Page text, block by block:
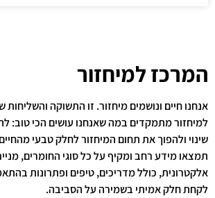
המרכז למיחזור
אנחנו חיים ונושמים מיחזור. זו התשוקה
למיחזור מתמקדים במה שאנחנו עושים הכי טוב:
שינוי ולהפוך את תחום המיחזור לחלק טבעי
תמצאו מידע רחב ומקיף על כל סוגי החומרים,
אלקטרונית, כולל מדריכים, טיפים ופתרונות
לקחת חלק אמיתי בשמירה על הסביבה.